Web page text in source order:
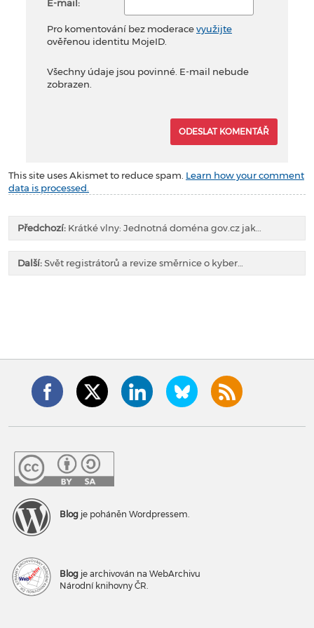
E-mail:
Pro komentování bez moderacevyužijte
ověřenou identitu MojeID.
Všechny údaje jsou povinné. E-mail nebude
zobrazen.
This site uses Akismet to reduce spam. Learn how your comment
data is processed.
Předchozí: Krátké vlny: Jednotná doména gov.cz jak…
Další:Svět registrátorů a revize směrnice o kyber…
Blog je poháněn Wordpressem.
Blog je archivován na WebArchivu
Národní knihovny ČR.